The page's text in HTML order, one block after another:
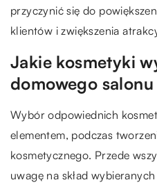
przyczynić się do
klientów i zwiększenia
Jakie kosmetyki
domowego
Wybór odpowiednich
elementem, podczas
kosmetycznego. Przede
uwagę na skład